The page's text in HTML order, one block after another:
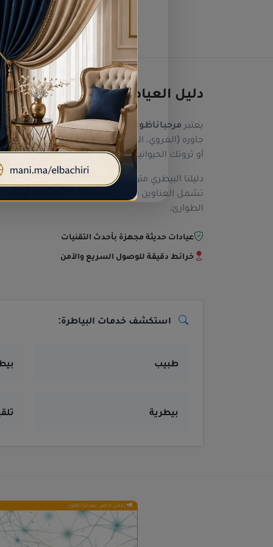
دليل العيادات البيطرية
يعتبر مرحباناظور وجهتك الأولى والموثوقة للبحث
جاوره (العروي، الدريوش، زايو...). نحن نجمع لك
أو ثروتك الحيوانية، على أفضل الرعاية الطبية
دليلنا البيطري متوافق تماماً مع محركات البحث عبر
تشمل العناوين والخرائط التفاعلية وأرقام هواتف
الطوارئ.
عيادات حديثة مجهزة بأحدث التقنيات
خرائط دقيقة للوصول السريع والآمن
استكشف خدمات البياطرة:
طبيب
بيطرية
إعلان خاص بمرحباناظور